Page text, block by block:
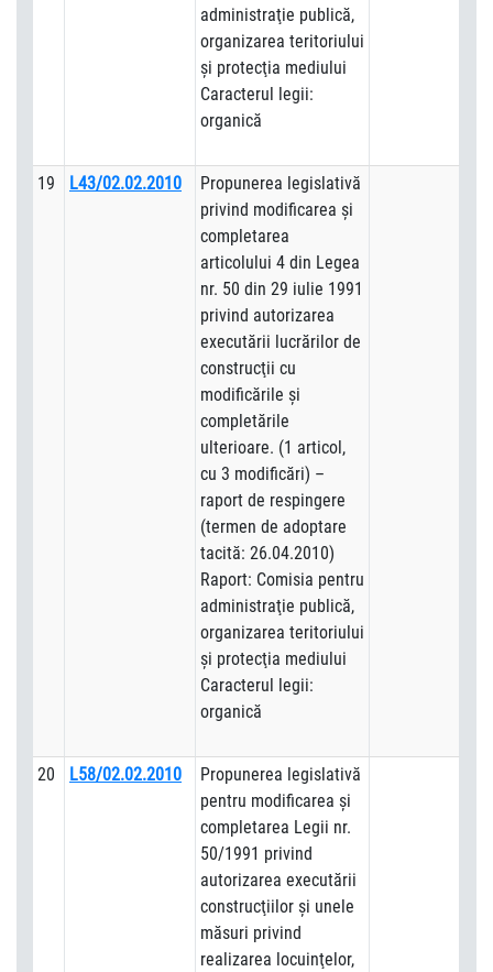
administraţie publică,
organizarea teritoriului
şi protecţia mediului
Caracterul legii:
organică
19 L43/02.02.2010
Propunerea legislativă
privind modificarea şi
completarea
articolului 4 din Legea
nr. 50 din 29 iulie 1991
privind autorizarea
executării lucrărilor de
construcţii cu
modificările şi
completările
ulterioare. (1 articol,
cu 3 modificări) –
raport de respingere
(termen de adoptare
tacită: 26.04.2010)
Raport: Comisia pentru
administraţie publică,
organizarea teritoriului
şi protecţia mediului
Caracterul legii:
organică
20 L58/02.02.2010
Propunerea legislativă
pentru modificarea şi
completarea Legii nr.
50/1991 privind
autorizarea executării
construcţiilor şi unele
măsuri privind
realizarea locuinţelor,